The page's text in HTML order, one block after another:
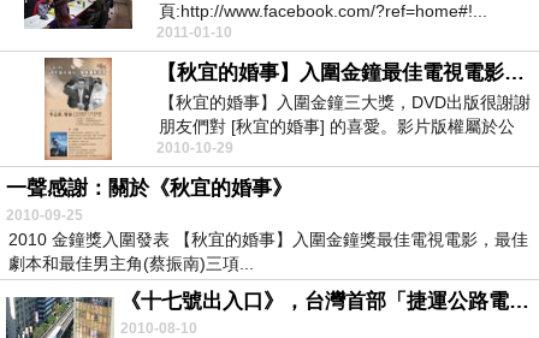
頁:http://www.facebook.com/?ref=home#!...
2011-01-10
【秋宜的婚事】入圍金鐘最佳電視電影，DVD已出版
【秋宜的婚事】入圍金鐘三大獎，DVD出版很謝謝
朋友們對 [秋宜的婚事] 的喜愛。影片版權屬於公
共電視...
2010-10-29
一聲感謝：關於《秋宜的婚事》
2010-09-25
2010 金鐘獎入圍發表 【秋宜的婚事】入圍金鐘獎最佳電視電影，最佳
劇本和最佳男主角(蔡振南)三項...
《十七號出入口》，台灣首部「捷運公路電影」--官網
2010-08-10